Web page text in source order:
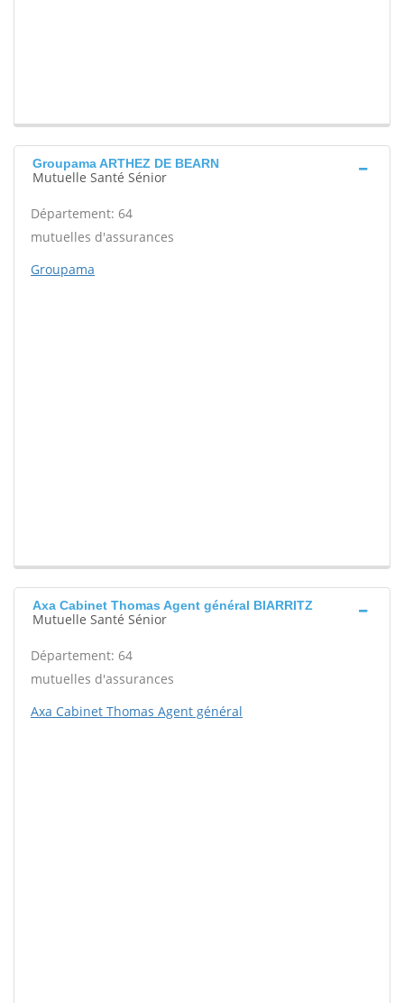
Groupama ARTHEZ DE BEARN
Mutuelle Santé Sénior
Département: 64
mutuelles d'assurances
Groupama
Axa Cabinet Thomas Agent général BIARRITZ
Mutuelle Santé Sénior
Département: 64
mutuelles d'assurances
Axa Cabinet Thomas Agent général